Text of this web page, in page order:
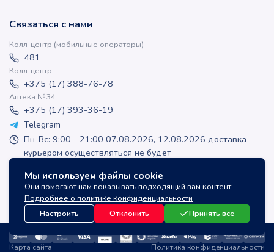
Мы используем файлы cookie
Они помогают нам показывать подходящий вам контент.
Подробнее о политике конфиденциальности
Настроить
Отклонить Принять все
Связаться с нами
Колл-центр (мобильные операторы)
481
Колл-центр
+375 (17) 388-76-78
Аптека №34
+375 (17) 393-36-19
Telegram
Пн-Вс: 9:00 - 21:00 07.08.2026, 12.08.2026 доставка
курьером осуществляться не будет
inlek_apteka
inlek_apteka
Карта сайта Политика конфиденциальности